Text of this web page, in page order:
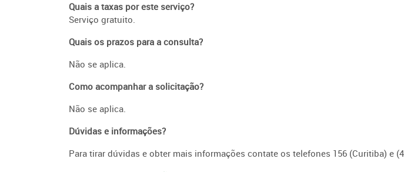
Quais a taxas por este serviço?
Serviço gratuito.
Quais os prazos para a consulta?
Não se aplica.
Como acompanhar a solicitação?
Não se aplica.
Dúvidas e informações?
Para tirar dúvidas e obter mais informações contate os telefones 156 (Curitiba) e